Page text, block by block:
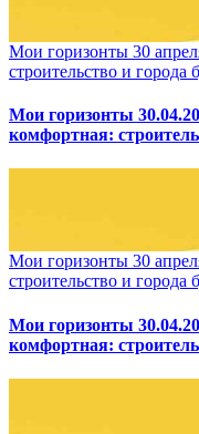
Мои горизонты 30
строительство и города
Мои горизонты
комфортная:
Мои горизонты 30
строительство и города
Мои горизонты
комфортная: